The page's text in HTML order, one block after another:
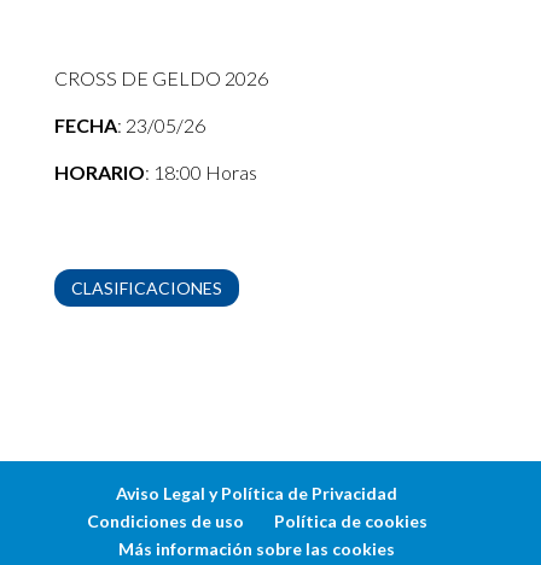
CROSS DE GELDO 2026
FECHA: 23/05/26
HORARIO: 18:00 Horas
CLASIFICACIONES
Aviso Legal y Política de Privacidad
Condiciones de uso
Política de cookies
Más información sobre las cookies